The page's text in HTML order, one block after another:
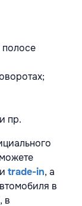
пр.
trade-in, а
в
в